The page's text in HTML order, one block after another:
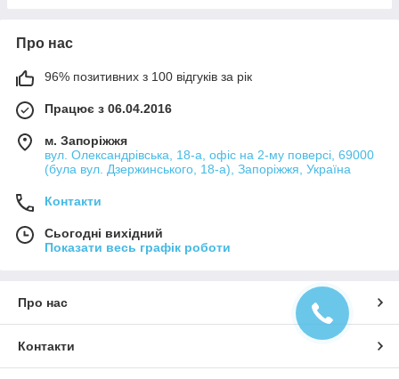
Про нас
96% позитивних з 100 відгуків за рік
Працює з 06.04.2016
м. Запоріжжя
вул. Олександрівська, 18-а, офіс на 2-му поверсі, 69000
(була вул. Дзержинського, 18-а), Запоріжжя, Україна
Контакти
Сьогодні вихідний
Показати весь графік роботи
Про нас
Контакти